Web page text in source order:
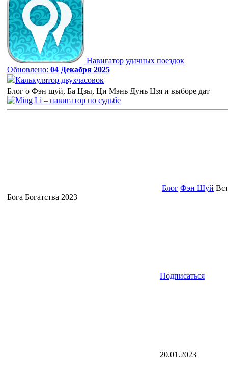
Навигатор удачных поездок
Обновлено: 04 Декабря 2025
Калькулятор двухчасовок
Блог о Фэн шуй, Ба Цзы, Ци Мэнь Дунь Цзя и выборе дат
Блог Фэн Шуй
Бога Богатства 2023
Подписаться
20.01.2023